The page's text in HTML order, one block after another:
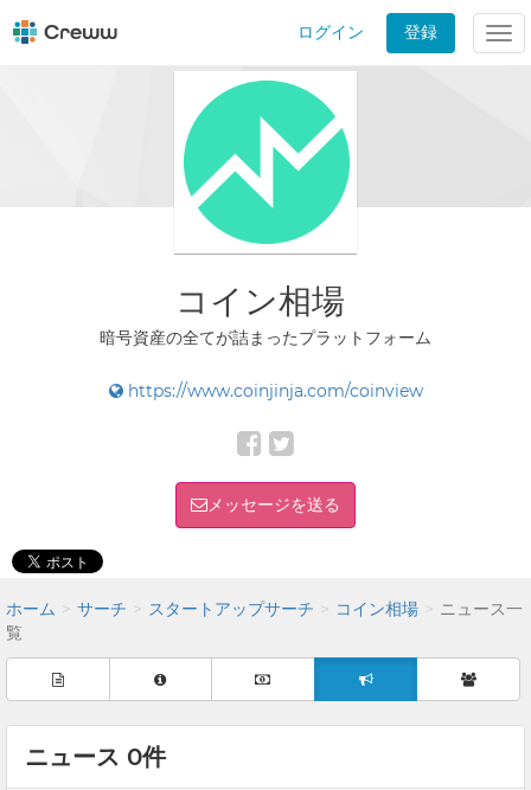
ログイン 登録
コイン相場
暗号資産の全てが詰まったプラットフォーム
https://www.coinjinja.com/coinview
メッセージを送る
ホーム サーチ スタートアップサーチ コイン相場
ニュース一
覧
ニュース 0件